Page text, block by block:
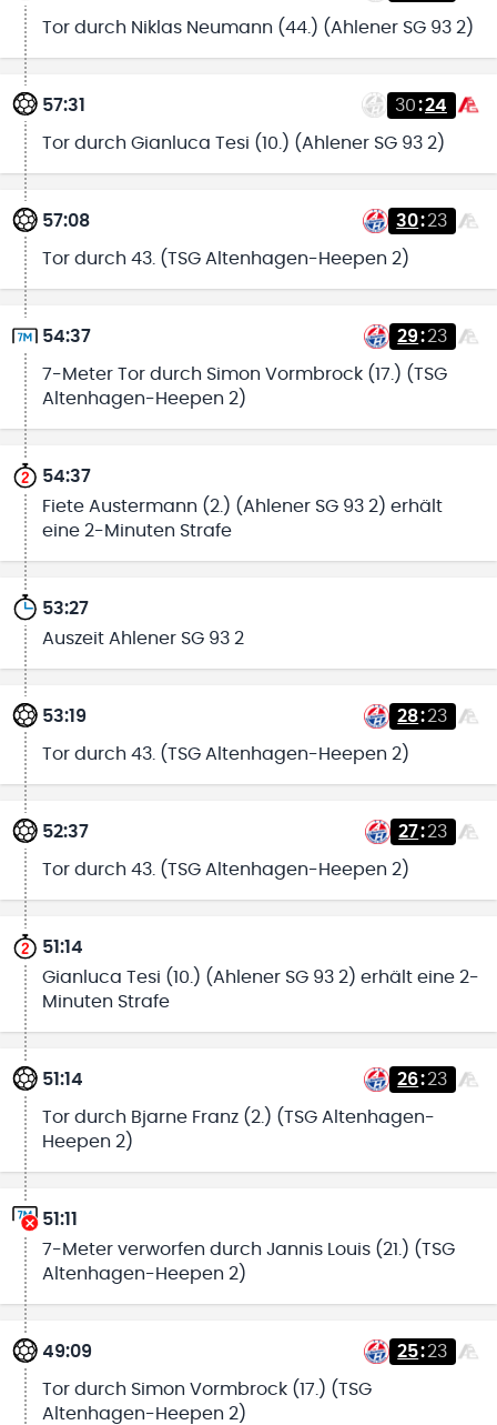
Tor durch Niklas Neumann (44.) (Ahlener SG 93 2)
57:31 30:24
Tor durch Gianluca Tesi (10.) (Ahlener SG 93 2)
57:08 30:23
Tor durch 43. (TSG Altenhagen-Heepen 2)
54:37 29:23
7-Meter Tor durch Simon Vormbrock (17.) (TSG
Altenhagen-Heepen 2)
54:37
Fiete Austermann (2.) (Ahlener SG 93 2) erhält
eine 2-Minuten Strafe
53:27
Auszeit Ahlener SG 93 2
53:19 28:23
Tor durch 43. (TSG Altenhagen-Heepen 2)
52:37 27:23
Tor durch 43. (TSG Altenhagen-Heepen 2)
51:14
Gianluca Tesi (10.) (Ahlener SG 93 2) erhält eine 2-
Minuten Strafe
51:14 26:23
Tor durch Bjarne Franz (2.) (TSG Altenhagen-
Heepen 2)
51:11
7-Meter verworfen durch Jannis Louis (21.) (TSG
Altenhagen-Heepen 2)
49:09 25:23
Tor durch Simon Vormbrock (17.) (TSG
Altenhagen-Heepen 2)